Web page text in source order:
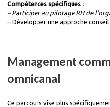
Compétences spécifiques :
– Participer au pilotage RH de
– Développer une approche
Management
omnicanal
Ce parcours vise plus